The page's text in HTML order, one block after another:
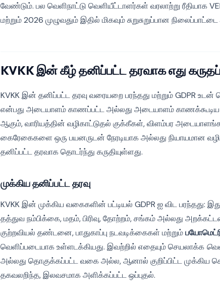
வேண்டும். பல வெளிநாட்டு வெளியீட்டாளர்கள் வரலாற்று ரீதியாக
மற்றும் 2026 முழுவதும் இதில் மிகவும் சுறுசுறுப்பான
KVKK இன் கீழ் தனிப்பட்ட தரவாக எது
KVKK இன் தனிப்பட்ட தரவு வரையறை பரந்தது மற்றும் GDPR
என்பது அடையாளம் காணப்பட்ட அல்லது அடையாளம்
ஆகும், வாரியத்தின் வழிகாட்டுதல் குக்கீகள், விளம்பர
கைரேகைகளை ஒரு பயனருடன் நேரடியாக அல்லது நியாயமான
தனிப்பட்ட தரவாக தொடர்ந்து கருதியுள்ளது.
முக்கிய தனிப்பட்ட தரவு
KVKK இன் முக்கிய வகைகளின் பட்டியல் GDPR ஐ விட பரந்தது:
தத்துவ நம்பிக்கை, மதம், பிரிவு, தோற்றம், சங்கம் அல்லது
குற்றவியல் தண்டனை, பாதுகாப்பு நடவடிக்கைகள் மற்றும்
வெளிப்படையாக உள்ளடக்கியது. இவற்றில் எதையும் செயலாக்க
அல்லது தொகுக்கப்பட்ட வகை அல்ல, ஆனால் குறிப்பிட்ட முக்கிய
தகவலறிந்த, இலவசமாக அளிக்கப்பட்ட ஒப்புதல்.